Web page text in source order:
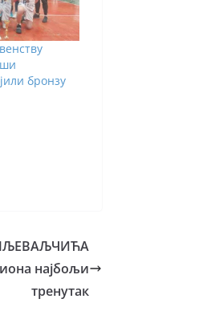
бронзу
најбољи
тренутак